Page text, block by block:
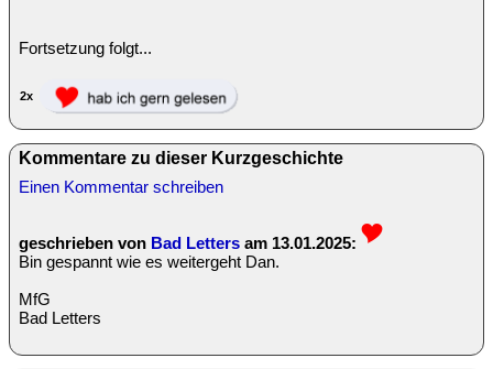
Fortsetzung folgt...
2x
Kommentare zu dieser Kurzgeschichte
Einen Kommentar schreiben
geschrieben von Bad Letters am 13.01.2025:
Bin gespannt wie es weitergeht Dan.
MfG
Bad Letters